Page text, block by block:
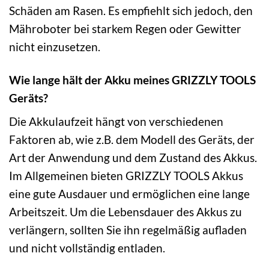
Schäden am Rasen. Es empfiehlt sich jedoch, den
Mähroboter bei starkem Regen oder Gewitter
nicht einzusetzen.
Wie lange hält der Akku meines GRIZZLY TOOLS
Geräts?
Die Akkulaufzeit hängt von verschiedenen
Faktoren ab, wie z.B. dem Modell des Geräts, der
Art der Anwendung und dem Zustand des Akkus.
Im Allgemeinen bieten GRIZZLY TOOLS Akkus
eine gute Ausdauer und ermöglichen eine lange
Arbeitszeit. Um die Lebensdauer des Akkus zu
verlängern, sollten Sie ihn regelmäßig aufladen
und nicht vollständig entladen.